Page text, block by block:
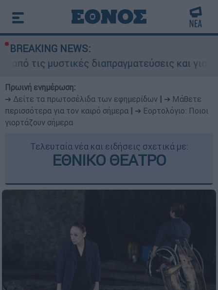
BREAKING NEWS:
διαπραγματεύσεις και γιατί αντιδρούν
Πρωινή ενημέρωση:
➔ Δείτε τα πρωτοσέλιδα των εφημερίδων
➔ Μάθετε
περισσότερα για τον καιρό σήμερα
➔ Εορτολόγιο: Ποιοι
γιορτάζουν σήμερα
Τελευταία νέα και ειδήσεις σχετικά με:
ΕΘΝΙΚΟ ΘΕΑΤΡΟ